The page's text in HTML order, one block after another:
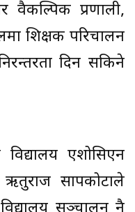
वैकल्पिक प्रणाली,
शिक्षक परिचालन
दिन सकिने
विद्यालय एशोसिएन
सापकोटाले